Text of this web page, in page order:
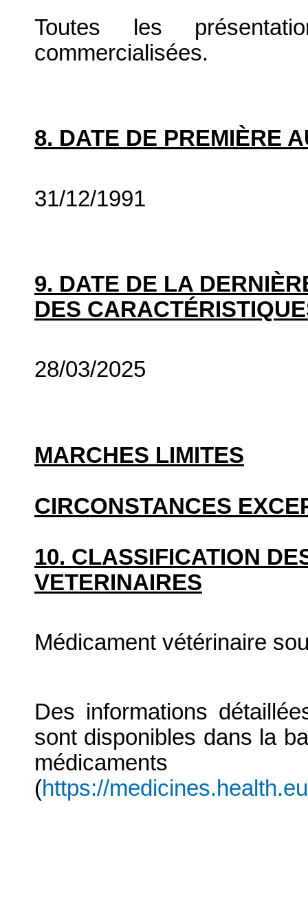
Toutes les
commercialisées.
8. DATE DE PREMIÈRE
31/12/1991
9. DATE DE LA
DES
28/03/2025
MARCHES LIMITES
CIRCONSTANCES
10. CLASSIFICATION
VETERINAIRES
Médicament vétérinaire
Des informations
sont disponibles dans la
médicaments
(https://